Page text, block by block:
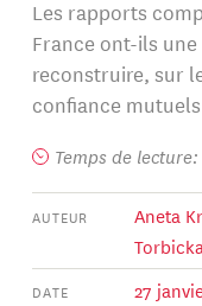
Les rapports
France ont-ils
reconstruire, sur
confiance mutuels
Temps de
AUTEUR Aneta
DATE 27